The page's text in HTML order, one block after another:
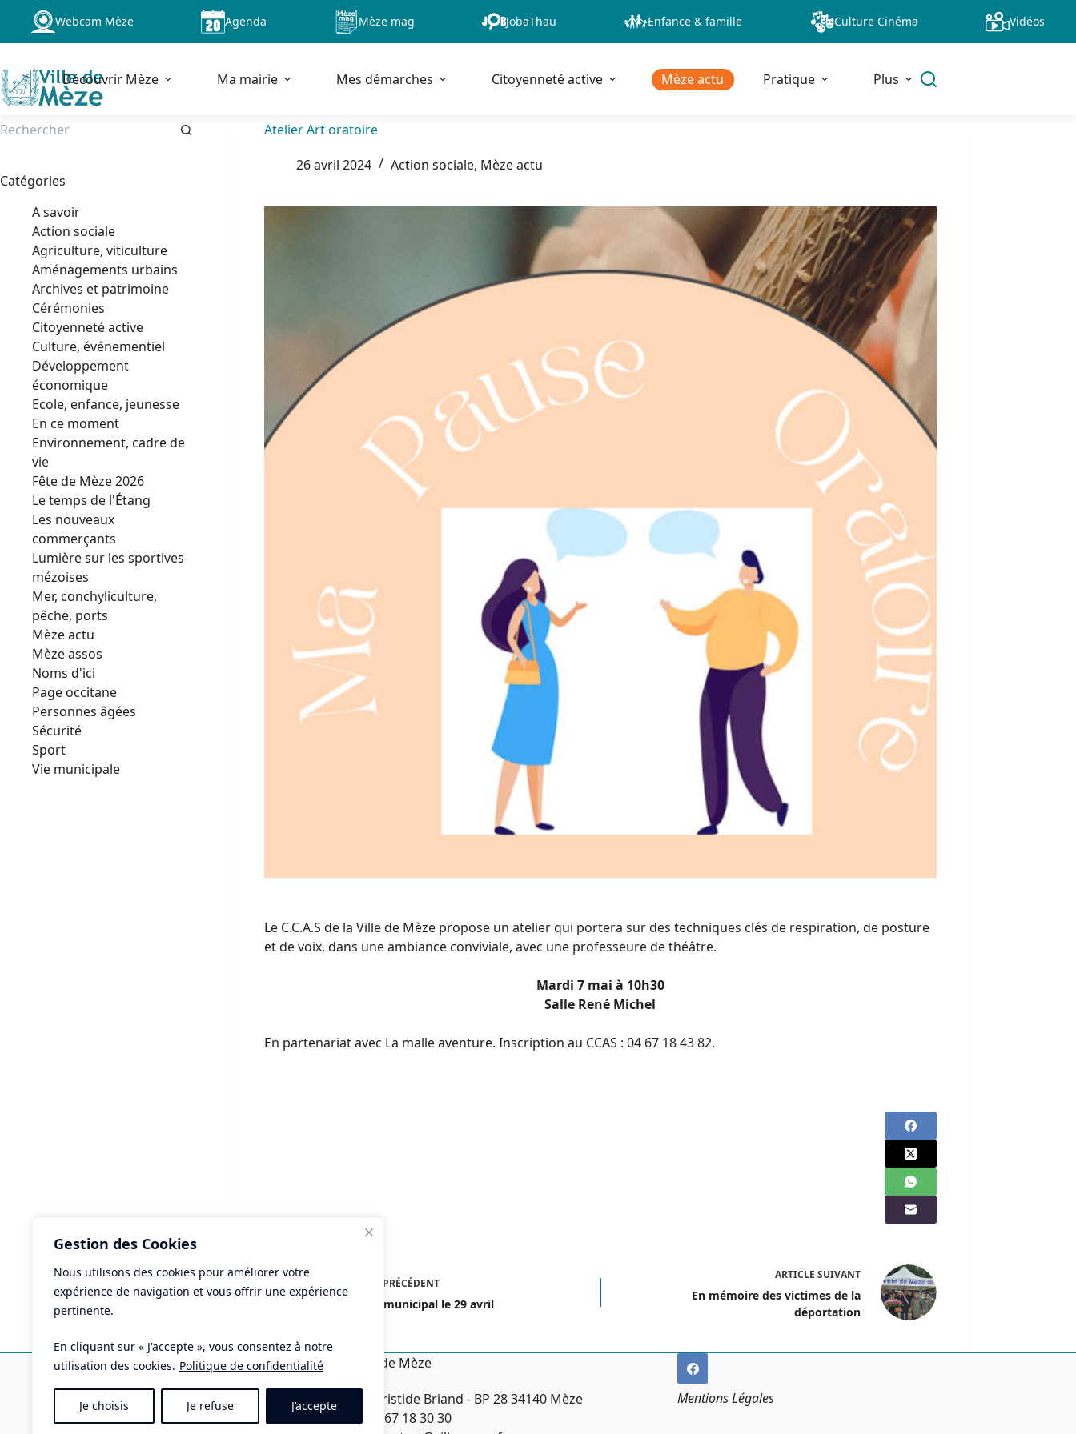
Gestion des Cookies
Nous utilisons des cookies pour améliorer votre
expérience de navigation et vous offrir une expérience
pertinente.
En cliquant sur « J'accepte », vous consentez à notre
utilisation des cookies. Politique de confidentialité
Je choisis Je refuse J’accepte
Passer
contenu
Webcam Mèze Agenda Mèze mag JobaThau Enfance & famille Culture Cinéma Vidéos
Découvrir Mèze Ma mairie Mes démarches Citoyenneté active Mèze actu Pratique Plus
Atelier Art oratoire
26 avril 2024
Action sociale, Mèze actu
Le C.C.A.S de la Ville de Mèze propose un atelier qui portera sur des techniques clés de respiration, de posture
et de voix, dans une ambiance conviviale, avec une professeure de théâtre.
Mardi 7 mai à 10h30
Salle René Michel
En partenariat avec La malle aventure. Inscription au CCAS : 04 67 18 43 82.
PRÉCÉDENT
Conseil municipal le 29 avril
ARTICLE SUIVANT
En mémoire des victimes de la
déportation
Catégories
A savoir
Action sociale
Agriculture, viticulture
Aménagements urbains
Archives et patrimoine
Cérémonies
Citoyenneté active
Culture, événementiel
Développement
économique
Ecole, enfance, jeunesse
En ce moment
Environnement, cadre de
vie
Fête de Mèze 2026
Le temps de l'Étang
Les nouveaux
commerçants
Lumière sur les sportives
mézoises
Mer, conchyliculture,
pêche, ports
Mèze actu
Mèze assos
Noms d'ici
Page occitane
Personnes âgées
Sécurité
Sport
Vie municipale
Mairie de Mèze
Place Aristide Briand - BP 28 34140 Mèze
Tél : 04 67 18 30 30
Mentions Légales